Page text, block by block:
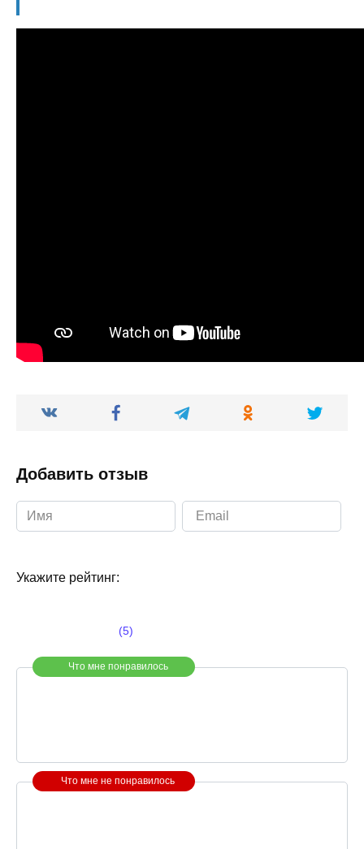
Добавить отзыв
Укажите рейтинг:
(5)
Что мне понравилось
Что мне не понравилось